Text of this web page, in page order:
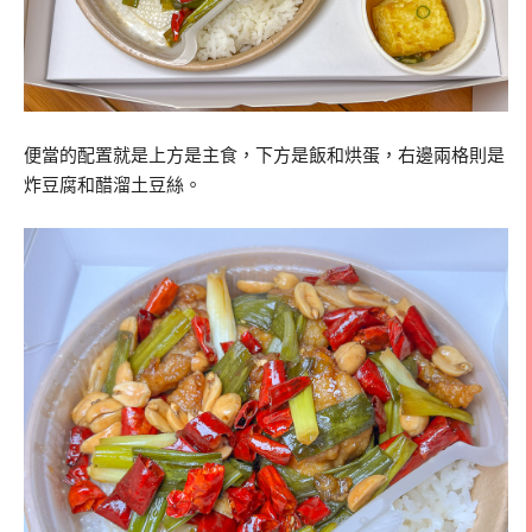
便當的配置就是上方是主食，下方是飯和烘蛋，右邊兩格則是
炸豆腐和醋溜土豆絲。